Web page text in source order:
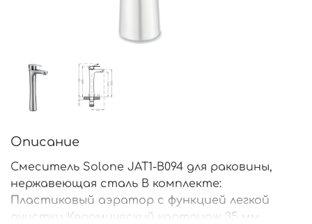
Описание
Смеситель Solone JAT1-B094 для раковины,
нержавеющая сталь В комплекте:
Пластиковый аэратор с функцией легкой
очистки Керамический картридж 35 мм